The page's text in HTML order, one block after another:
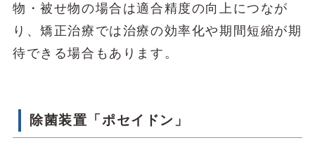
物・被せ物の場合は適合精度の向上につなが
り、矯正治療では治療の効率化や期間短縮が期
待できる場合もあります。
除菌装置「ポセイドン」